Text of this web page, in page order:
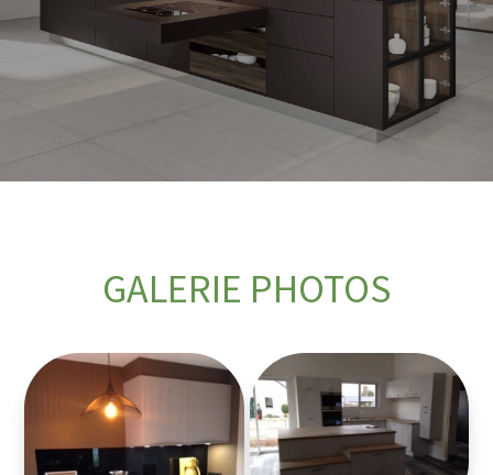
GALERIE PHOTOS